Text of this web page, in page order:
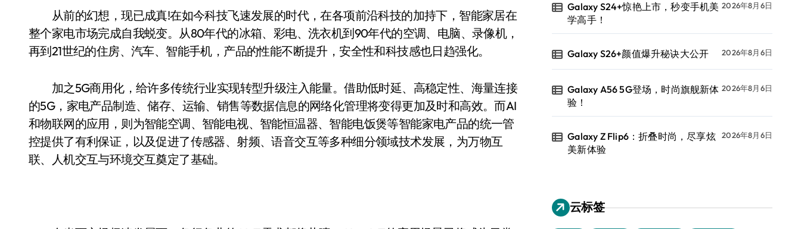
从前的幻想，现已成真!在如今科技飞速发展的时代，在各项前沿科技的加持下，智能家居在
整个家电市场完成自我蜕变。从80年代的冰箱、彩电、洗衣机到90年代的空调、电脑、录像机，
再到21世纪的住房、汽车、智能手机，产品的性能不断提升，安全性和科技感也日趋强化。
加之5G商用化，给许多传统行业实现转型升级注入能量。借助低时延、高稳定性、海量连接
的5G，家电产品制造、储存、运输、销售等数据信息的网络化管理将变得更加及时和高效。而AI
和物联网的应用，则为智能空调、智能电视、智能恒温器、智能电饭煲等智能家电产品的统一管
控提供了有利保证，以及促进了传感器、射频、语音交互等多种细分领域技术发展，为万物互
联、人机交互与环境交互奠定了基础。
Galaxy S24+惊艳上市，秒变手机美
学高手！
2026年8月6日
Galaxy S26+颜值爆升秘诀大公开 2026年8月6日
Galaxy A56 5G登场，时尚旗舰新体
验！
2026年8月6日
Galaxy Z Flip6：折叠时尚，尽享炫
美新体验
2026年8月6日
云标签